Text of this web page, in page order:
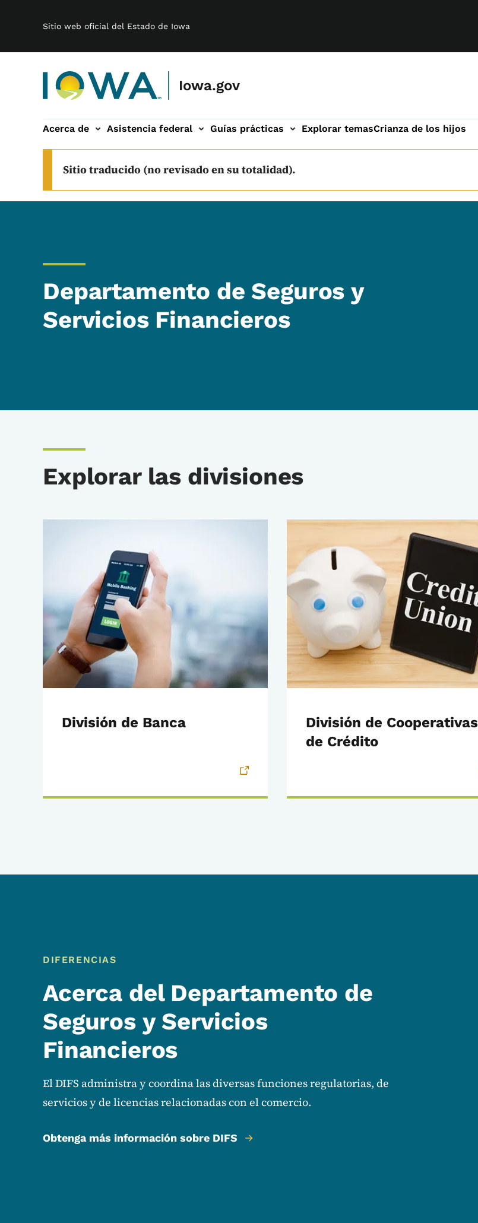
Sitio web oficial del Estado de Iowa
Iowa.gov
Acerca de Asistencia federal Guías prácticas
navegación Explorar temasCrianza de los hijos
Sitio traducido (no revisado en su totalidad).
Departamento de Seguros y
Servicios Financieros
Explorar las divisiones
División de Banca
División de Cooperativas
de Crédito
DIFERENCIAS
Acerca del Departamento de
Seguros y Servicios
Financieros
El DIFS administra y coordina las diversas funciones regulatorias, de
servicios y de licencias relacionadas con el comercio.
Obtenga más información sobre DIFS